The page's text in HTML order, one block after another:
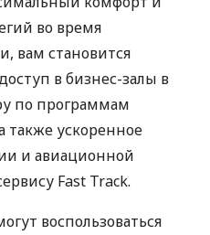
во время
вам становится
в бизнес-залы в
по программам
также ускоренное
и авиационной
Fast Track.
воспользоваться